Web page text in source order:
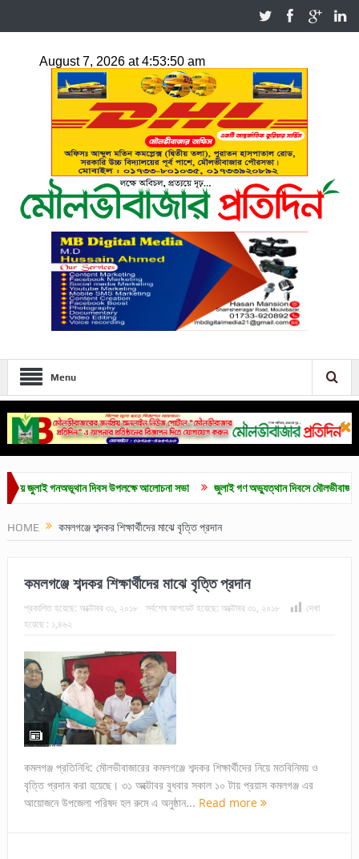
Menu
গনঅভূথান দিবস উপলক্ষে আলোচনা সভা জুলাই গণ অভ্যুত্থান দিবসে মৌলভীবাজারে নানা
HOME কমলগঞ্জে শব্দকর শিক্ষার্থীদের মাঝে বৃত্তি প্রদান
কমলগঞ্জে শব্দকর শিক্ষার্থীদের মাঝে বৃত্তি প্রদান
প্রকাশিত হয়েছে: অক্টোবর ৩১, ২০১৮ সর্বশেষ আপডেট হয়েছে: অক্টোবর ৩১, ২০১৮
দেখা
হয়েছে : ১,৪৬২
কমলগঞ্জ প্রতিনিধি: মৌলভীবাজারের কমলগঞ্জে শব্দকর শিক্ষার্থীদের নিয়ে মতবিনিময় ও
বৃত্তি প্রদান করা হয়েছে। ৩১ অক্টোবর বুধবার সকাল ১০ টায় প্রয়াস কমলগঞ্জ এর
আয়োজনে উপজেলা পরিষদ হল রুমে এ অনুষ্ঠান... Read more